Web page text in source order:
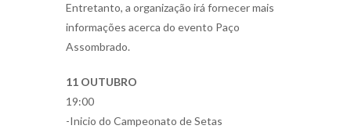
Entretanto, a organização irá fornecer mais
informações acerca do evento Paço
Assombrado.
11 OUTUBRO
19:00
-Inicio do Campeonato de Setas